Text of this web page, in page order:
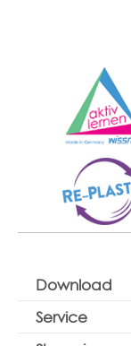
Download
Service